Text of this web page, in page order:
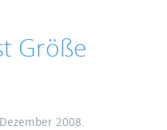
Größe
2008.